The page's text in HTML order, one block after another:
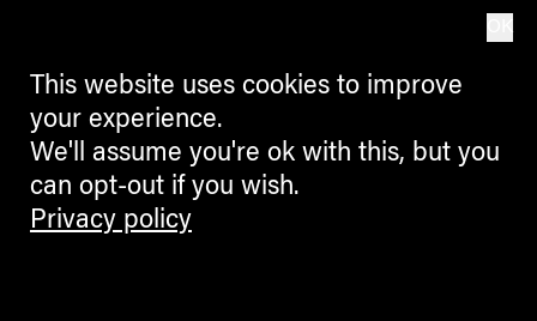
This website uses cookies to improve
your experience.
We'll assume you're ok with this, but you
can opt-out if you wish.
Privacy policy